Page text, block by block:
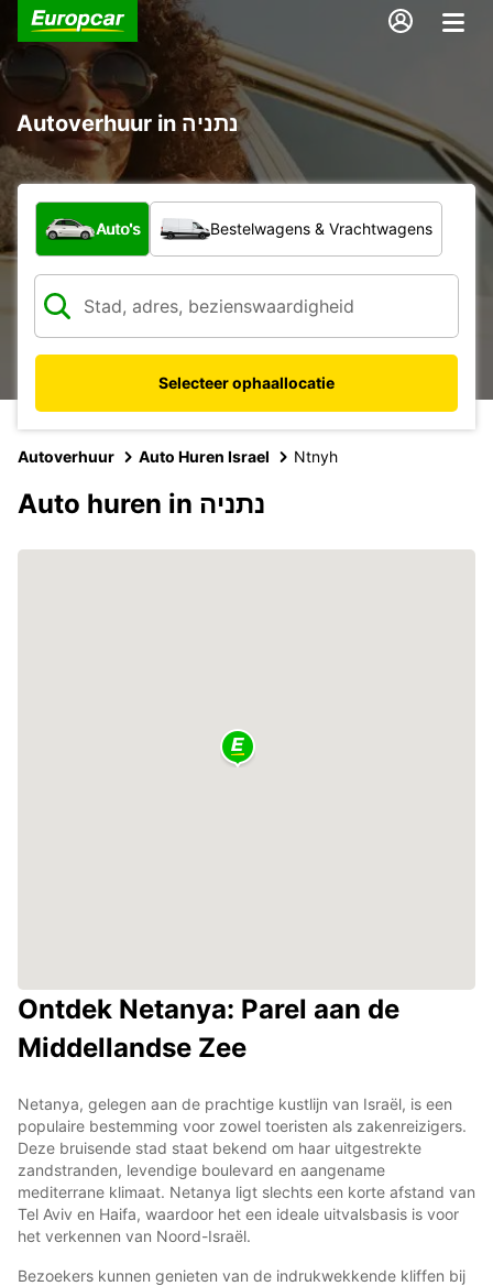
Autoverhuur in נתניה
Welk type voertuig?
Auto's Bestelwagens & Vrachtwagens
Selecteer ophaallocatie
Autoverhuur Auto Huren Israel Ntnyh
Auto huren in נתניה
Ontdek Netanya: Parel aan de
Middellandse Zee
Netanya, gelegen aan de prachtige kustlijn van Israël, is een
populaire bestemming voor zowel toeristen als zakenreizigers.
Deze bruisende stad staat bekend om haar uitgestrekte
zandstranden, levendige boulevard en aangename
mediterrane klimaat. Netanya ligt slechts een korte afstand van
Tel Aviv en Haifa, waardoor het een ideale uitvalsbasis is voor
het verkennen van Noord-Israël.
Bezoekers kunnen genieten van de indrukwekkende kliffen bij